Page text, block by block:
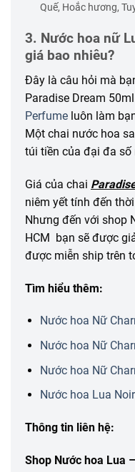
Quế, Hoắc hương,
3. Nước hoa nữ
giá bao nhiêu?
Đây là câu hỏi mà
Paradise Dream
Perfume luôn làm
Một chai nước hoa
túi tiền của đại đa số
Giá của chai
niêm yết tính đến
Nhưng đến với shop
HCM bạn sẽ được
được miễn ship trên
Tìm hiểu thêm:
Nước hoa Nữ
Nước hoa Nữ
Nước hoa Nữ
Nước hoa Lua
Thông tin liên hệ:
Shop Nước hoa Lua